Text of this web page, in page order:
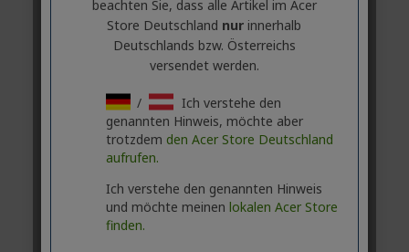
beachten Sie, dass alle Artikel im Acer
Store Deutschland nur innerhalb
Deutschlands bzw. Österreichs
versendet werden.
/
Ich verstehe den
genannten Hinweis, möchte aber
trotzdem den Acer Store Deutschland
aufrufen.
Ich verstehe den genannten Hinweis
und möchte meinen lokalen Acer Store
finden.